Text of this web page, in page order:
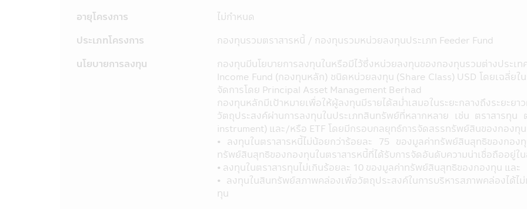
(Regular Saving Plan)
- คิดค่าบริการ 10 บาท ต่อรายการ สำหรับผู้ลงทุนที่มียอดเงินลงทุนหักรายเดือนต่ำกว่า 5,000 บาท (ปัจจุ
24. ผู้ลงทุนโปรดศึกษาเงื่อนไขการลงทุนในกองทุนรวมเพื่อการออม (SSF) / กองทุนรวมเพื่อการออมพิเศ
ออมพิเศษ (SSFX) ซึ่งเป็นไปตามกฎกระทรวง ฉบับที่ 357 (พ.ศ 2563) ออกตามความในประมวลรัษฎากรว่า
มีนาคม 2563 โดยเป็นไปตามเกณฑ์กรมรรพากรกำหนด ผู้ลงทุนควรศึกษาข้อมูลในหนังสือชี้ชวน/หนังสือชี้ช
ควรเก็บหนังสือชี้ชวนไว้เป็นข้อมูล เพื่อใช้อ้างอิงในอนาคต และเมื่อมีข้อสงสัยให้สอบถามผู้ติดต่อกับผู้ลงทุ
• ผู้ลงทุนไม่สามารถนำหน่วยลงทุนของกองทุนรวมเพื่อการเลี้ยงชีพและกองทุนรวมหุ้นระยะยาวไปจำหน่าย
• สำหรับการลงทุนในกองทุนรวมเพื่อการเลี้ยงชีพ และกองทุนรวมหุ้นระยะยาว ผู้ถือหน่วยลงทุน (ของกอ
ลงทุน และเงื่อนไขที่กำหนดโดยกรมสรรพากรอย่างเคร่งครัดทุกประการ (ซึ่งสามารถศึกษาได้จากคู่มือการ
ลงทุนจะไม่ได้รับสิทธิประโยชน์ทางภาษี และ/หรือ ผู้ลงทุนอาจถูกหัก หรือไม่สามารถขอคืนภาษี ณ ที่จ่ายจาก
อายุโครงการ
ไม่กำหนด
ประเภทโครงการ
กองทุนรวมตราสารหนี้ / กองทุนรวมหน่วยลงทุนประเภท Feeder Fund
นโยบายการลงทุน
กองทุนมีนโยบายการลงทุนในหรือมีไว้ซึ่งหน่วยลงทุนของกองทุนรวมต่างปร
Income Fund (กองทุนหลัก) ชนิดหน่วยลงทุน (Share Class) USD โดยเฉลี่ย
จัดการโดย Principal Asset Management Berhad
กองทุนหลักมีเป้าหมายเพื่อให้ผู้ลงทุนมีรายได้สม่ำเสมอในระยะกลางถึงระย
วัตถุประสงค์ผ่านการลงทุนในประเภทสินทรัพย์ที่หลากหลาย เช่น ตราสารทุ
instrument) และ/หรือ ETF โดยมีกรอบกลยุทธ์การจัดสรรทรัพย์สินของกองทุ
• ลงทุนในตราสารหนี้ไม่น้อยกว่าร้อยละ 75 ของมูลค่าทรัพย์สินสุทธิของกอ
ทรัพย์สินสุทธิของกองทุนในตราสารหนี้ที่ได้รับการจัดอันดับความน่าเชื่อถืออยู่ใ
• ลงทุนในตราสารทุนไม่เกินร้อยละ 10 ของมูลค่าทรัพย์สินสุทธิของกองทุน และ
• ลงทุนในสินทรัพย์สภาพคล่องเพื่อวัตถุประสงค์ในการบริหารสภาพคล่องได้
ทุน